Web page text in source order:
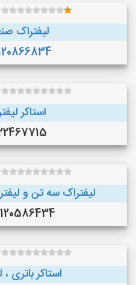
لیفتراک
استاکر
لیفتراک سه تن و
09120586434
استاکر باتری